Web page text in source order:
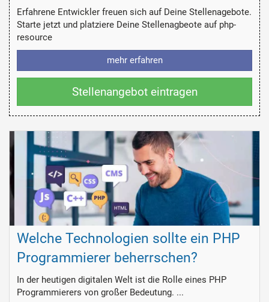
Erfahrene Entwickler freuen sich auf Deine Stellenagebote.
Starte jetzt und platziere Deine Stellenagbeote auf php-
resource
mehr erfahren
Stellenangebot eintragen
Welche Technologien sollte ein PHP
Programmierer beherrschen?
In der heutigen digitalen Welt ist die Rolle eines PHP
Programmierers von großer Bedeutung. ...